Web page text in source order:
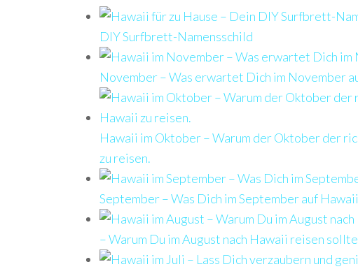
DIY Surfbrett-Namensschild
November – Was erwartet Dich im November
Hawaii im Oktober – Warum der Oktober der
zu reisen.
September – Was Dich im September auf
– Warum Du im August nach Hawaii reisen